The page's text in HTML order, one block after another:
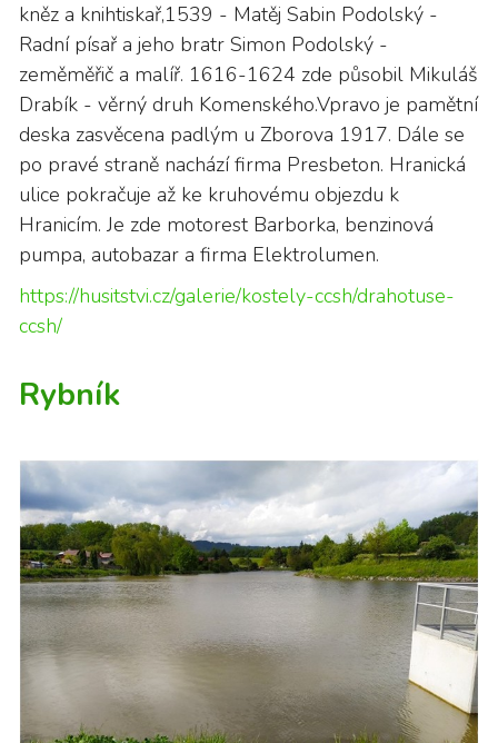
kněz a knihtiskař,1539 - Matěj Sabin Podolský -
Radní písař a jeho bratr Simon Podolský -
zeměměřič a malíř. 1616-1624 zde působil Mikuláš
Drabík - věrný druh Komenského.Vpravo je pamětní
deska zasvěcena padlým u Zborova 1917. Dále se
po pravé straně nachází firma Presbeton. Hranická
ulice pokračuje až ke kruhovému objezdu k
Hranicím. Je zde motorest Barborka, benzinová
pumpa, autobazar a firma Elektrolumen.
https://husitstvi.cz/galerie/kostely-ccsh/drahotuse-
ccsh/
Rybník